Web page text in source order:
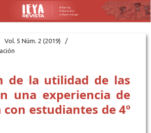
Vol. 5 Núm. 2 (2019)
/
de la utilidad de las
una experiencia de
estudiantes de 4º